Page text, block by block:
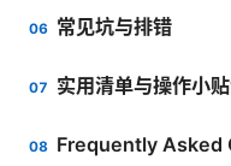
常见坑与排错
实用清单与操作小
Frequently Asked